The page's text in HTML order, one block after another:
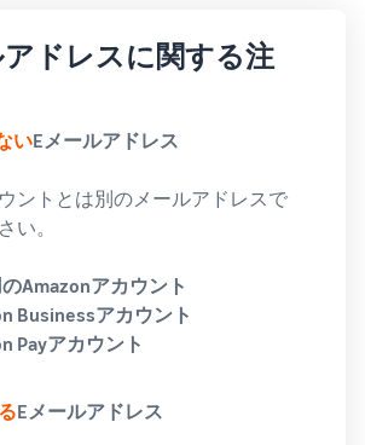
アドレスに関する注
いEメールアドレス
ントとは別のメールアドレスで
い。
Amazonアカウント
Businessアカウント
Payアカウント
Eメールアドレス